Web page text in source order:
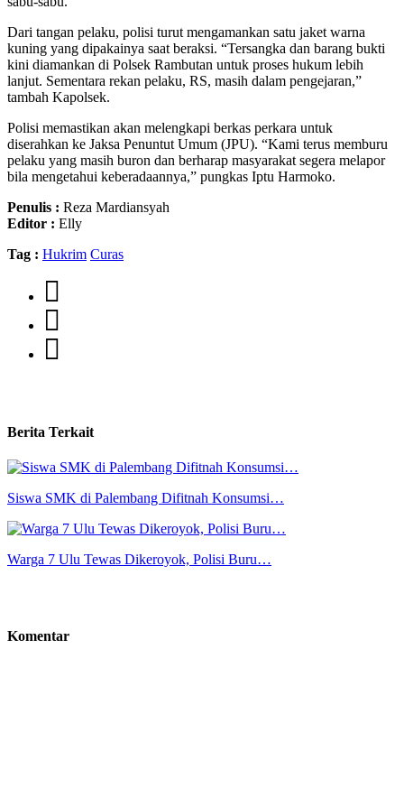
Dari tangan pelaku, polisi turut mengamankan satu jaket warna
kuning yang dipakainya saat beraksi. “Tersangka dan barang bukti
kini diamankan di Polsek Rambutan untuk proses hukum lebih
lanjut. Sementara rekan pelaku, RS, masih dalam pengejaran,”
tambah Kapolsek.
Polisi memastikan akan melengkapi berkas perkara untuk
diserahkan ke Jaksa Penuntut Umum (JPU). “Kami terus memburu
pelaku yang masih buron dan berharap masyarakat segera melapor
bila mengetahui keberadaannya,” pungkas Iptu Harmoko.
Penulis : Reza Mardiansyah
Editor : Elly
Tag : Hukrim Curas
Berita Terkait
Siswa SMK di Palembang Difitnah Konsumsi…
Warga 7 Ulu Tewas Dikeroyok, Polisi Buru…
Komentar